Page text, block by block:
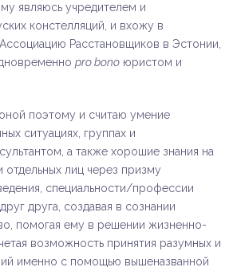
являюсь учредителем и
констелляций, и вхожу в
Расстановщиков в Эстонии,
pro bono юристом и
поэтому и считаю умение
ситуациях, группах и
а также хорошие знания на
лиц через призму
специальности/профессии
друга, создавая в сознании
помогая ему в решении жизненно-
возможность принятия разумных и
именно с помощью вышеназванной